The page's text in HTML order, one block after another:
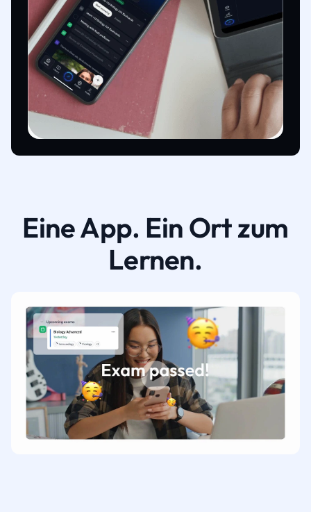
Eine App. Ein Ort zum
Lernen.